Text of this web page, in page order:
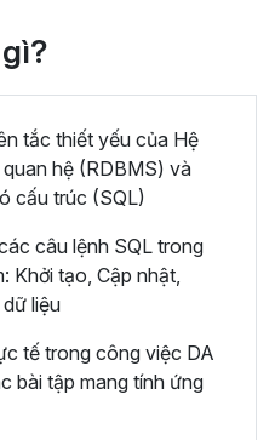
tắc thiết yếu của Hệ
hệ (RDBMS) và
cấu trúc (SQL)
câu lệnh SQL trong
Khởi tạo, Cập nhật,
liệu
tế trong công việc DA
bài tập mang tính ứng